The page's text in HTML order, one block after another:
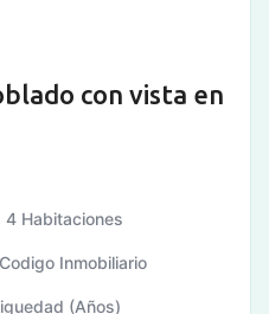
con vista en
4 Habitaciones
Codigo Inmobiliario
(Años)